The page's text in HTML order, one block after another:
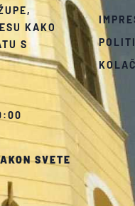
KAKO
S
SVETE